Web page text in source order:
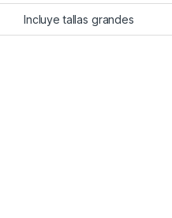
Incluye tallas grandes